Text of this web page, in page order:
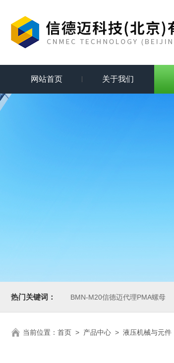
网站首页 关于我们
热门关键词： BMN-M20信德迈代理PMA螺母
当前位置： 首页 > 产品中心 > 液压机械与元件